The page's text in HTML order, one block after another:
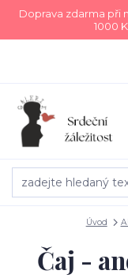
Doprava zdarma při
1000
Úvod
Čaj -